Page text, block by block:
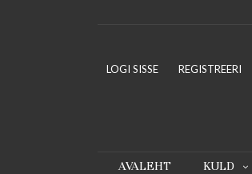
LOGI SISSE REGISTREERI
AVALEHT KULD